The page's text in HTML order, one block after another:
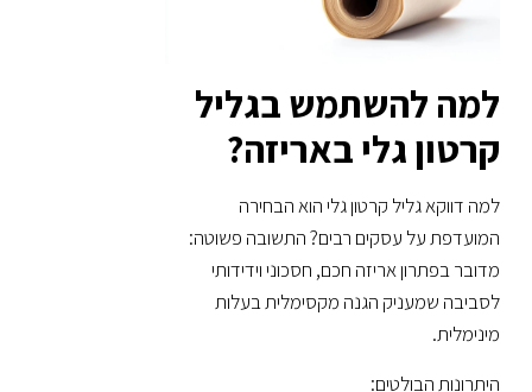
למה להשתמש בגליל
קרטון גלי באריזה?
למה דווקא גליל קרטון גלי הוא הבחירה
המועדפת על עסקים רבים? התשובה פשוטה:
מדובר בפתרון אריזה חכם, חסכוני וידידותי
לסביבה שמעניק הגנה מקסימלית בעלות
מינימלית.
היתרונות הבולטים: